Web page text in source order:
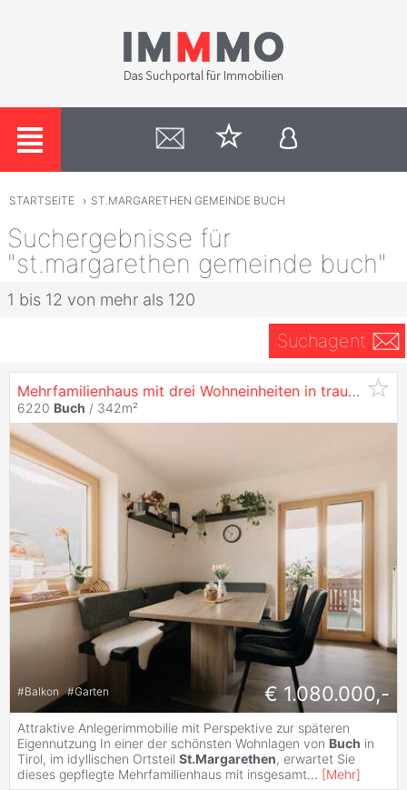
STARTSEITE › ST.MARGARETHEN GEMEINDE BUCH
Suchergebnisse für
"st.margarethen gemeinde buch"
1 bis 12 von mehr als 120
Suchagent
Mehrfamilienhaus mit drei Wohneinheiten in traumhafter Sonnenlage von
6220 Buch / 342m²
#Balkon #Garten € 1.080.000,-
Attraktive Anlegerimmobilie mit Perspektive zur späteren
Eigennutzung In einer der schönsten Wohnlagen von Buch in
Tirol, im idyllischen Ortsteil St.Margarethen, erwartet Sie
dieses gepflegte Mehrfamilienhaus mit insgesamt... [Mehr]